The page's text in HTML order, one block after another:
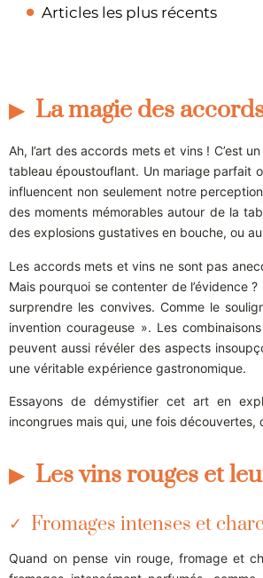
Articles les plus récents
La magie des
Ah, l’art des accords mets et vins ! C’est
tableau époustouflant. Un mariage parfait
influencent non seulement notre
des moments mémorables autour de la
des explosions gustatives en bouche, ou
Les accords mets et vins ne sont pas
Mais pourquoi se contenter de l’évidence
surprendre les convives. Comme le
invention courageuse ». Les
peuvent aussi révéler des aspects
une véritable expérience gastronomique.
Essayons de démystifier cet art en
incongrues mais qui, une fois
Les vins rouges et
Fromages intenses et
Quand on pense vin rouge, fromage et